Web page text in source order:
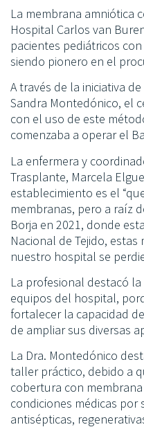
La membrana amniótica
Hospital Carlos van
pacientes pediátricos
siendo pionero en el
A través de la iniciativa
Sandra Montedónico, el
con el uso de este
comenzaba a operar el
La enfermera y
Trasplante, Marcela
establecimiento es el
membranas, pero a raíz
Borja en 2021, donde
Nacional de Tejido,
nuestro hospital se
La profesional destacó
equipos del hospital,
fortalecer la capacidad
de ampliar sus diversas
La Dra. Montedónico
taller práctico, debido a
cobertura con
condiciones médicas por
antisépticas,